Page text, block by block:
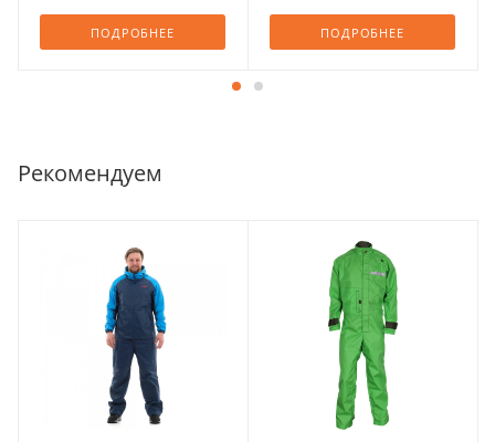
ПОДРОБНЕЕ ПОДРОБНЕЕ
Рекомендуем